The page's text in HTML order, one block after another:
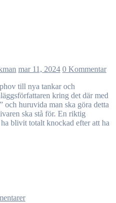
mar 11, 2024 0 Kommentar
kring det där med
huruvida man ska göra detta
ska stå för. En riktig
blivit totalt knockad efter att ha